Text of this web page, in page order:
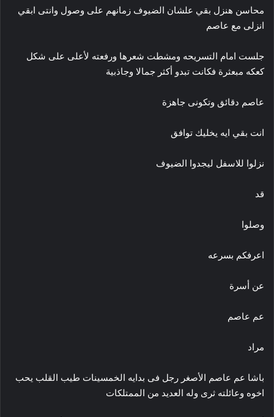
محاسن هنزل بقي علشان الضيوف زمانهم على وصول وانتى ابقي
انزلى مع عاصم
جلست امام التسريحه ومشطت شعرها ورفعته لأعلى على شكل
كعكه مبعثرة فكانت تبدو أكثر جمالا وجاذبية
عاصم دقائق وتكونى جاهزة
انت بقي ايه يخليك توافق
نزلوا للاسفل ليجدوا الضيوف
قد
وصلوا
اعرفكم بسرعه
عن أسرة
عم عاصم
مراد
باشا عم عاصم الأصغر رجل فى بدايه الخمسينات طيب القلب يحب
اخوه وعائلته ثرى وله العديد من الممتلكات